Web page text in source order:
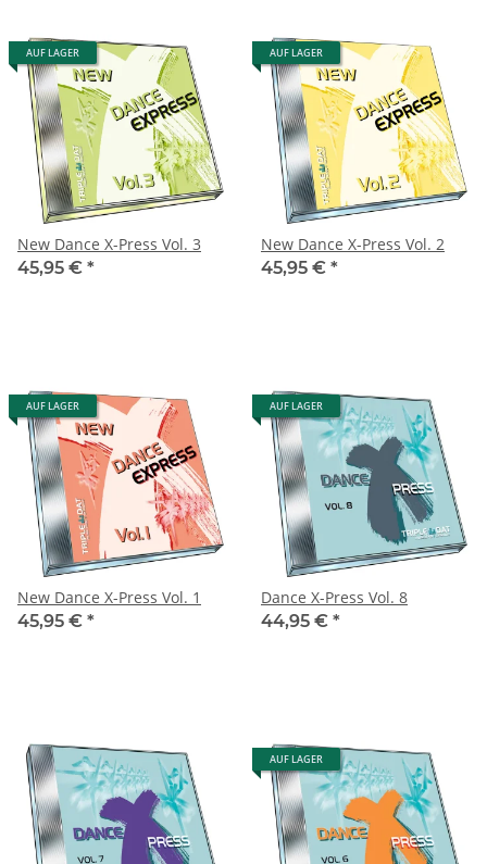
AUF LAGER
New Dance X-Press Vol. 3
45,95 € *
AUF LAGER
New Dance X-Press Vol. 2
45,95 € *
AUF LAGER
New Dance X-Press Vol. 1
45,95 € *
AUF LAGER
Dance X-Press Vol. 8
44,95 € *
AUF LAGER